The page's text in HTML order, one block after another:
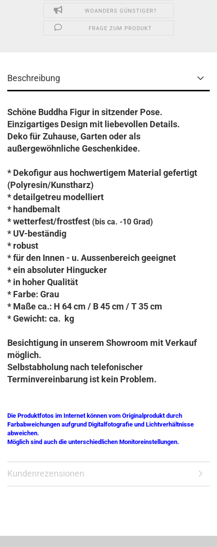
WOANDERS GÜNSTIGER?
FRAGE ZUM PRODUKT
Beschreibung
Schöne Buddha Figur in sitzender Pose.
Einzigartiges Design mit liebevollen Details.
Deko für Zuhause, Garten oder als
außergewöhnliche Geschenkidee.
* Dekofigur aus hochwertigem Material gefertigt
(Polyresin/Kunstharz)
* detailgetreu modelliert
* handbemalt
* wetterfest/frostfest (bis ca. -10 Grad)
* UV-beständig
* robust
* für den Innen - u. Aussenbereich geeignet
* ein absoluter Hingucker
* in hoher Qualität
* Farbe: Grau
* Maße ca.: H 64 cm / B 45 cm / T 35 cm
* Gewicht: ca. kg
Besichtigung in unserem Showroom mit Verkauf
möglich.
Selbstabholung nach telefonischer
Terminvereinbarung ist kein Problem.
Die Produktfotos im Internet können vom Originalprodukt durch
Farbabweichungen aufgrund Digitalfotografie und Lichtverhältnisse
abweichen.
Möglich sind auch die unterschiedlichen Monitoreinstellungen.
Kundenrezensionen